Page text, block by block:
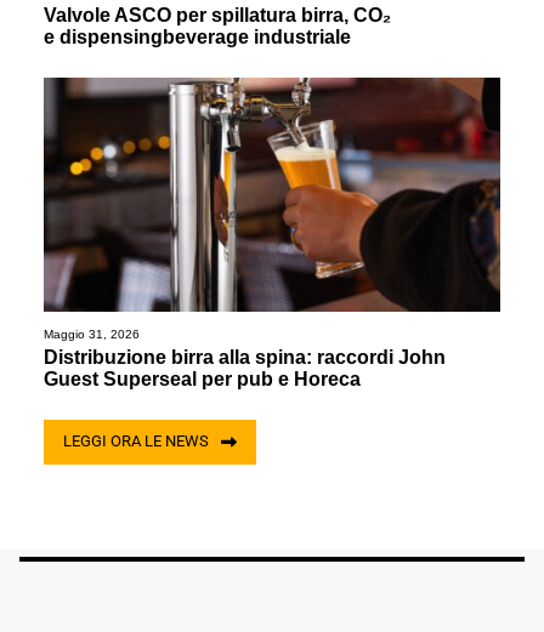
Valvole ASCO per spillatura birra, CO₂
e dispensingbeverage industriale
Maggio 31, 2026
Distribuzione birra alla spina: raccordi John
Guest Superseal per pub e Horeca
LEGGI ORA LE NEWS